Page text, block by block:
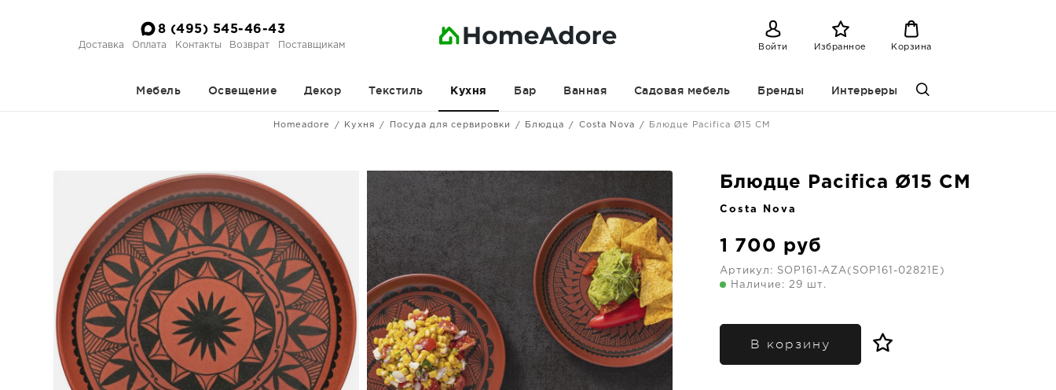
8 (495) 545-46-43
Доставка Оплата Контакты Возврат Поставщикам Войти Избранное Корзина
Мебель Освещение Декор Текстиль Кухня Бар Ванная Садовая мебель Бренды Интерьеры
Homeadore Кухня Посуда для сервировки Блюдца Costa Nova Блюдце Pacifica Ø15 CM
Блюдце Pacifica Ø15 CM
Costa Nova
1 700 руб
Артикул: SOP161-AZA(SOP161-02821E)
Наличие: 29 шт.
В корзину